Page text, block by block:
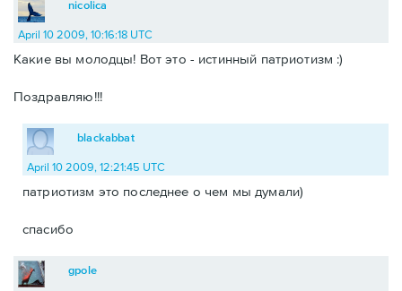
nicolica
April 10 2009, 10:16:18 UTC
Какие вы молодцы! Вот это - истинный патриотизм :)
Поздравляю!!!
blackabbat
April 10 2009, 12:21:45 UTC
патриотизм это последнее о чем мы думали)
спасибо
gpole